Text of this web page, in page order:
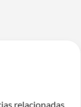
relacionadas